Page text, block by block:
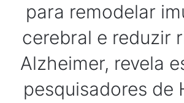
para remodelar
cerebral e reduzir
Alzheimer, revela
pesquisadores de